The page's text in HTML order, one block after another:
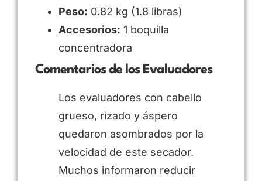
Peso: 0.82 kg (1.8 libras)
Accesorios: 1 boquilla
concentradora
Comentarios de los Evaluadores
Los evaluadores con cabello
grueso, rizado y áspero
quedaron asombrados por la
velocidad de este secador.
Muchos informaron reducir